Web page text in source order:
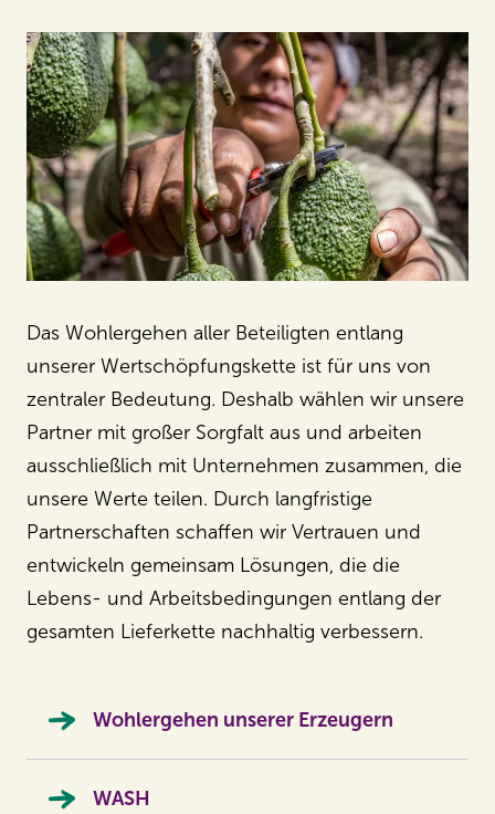
Das Wohlergehen aller Beteiligten entlang
unserer Wertschöpfungskette ist für uns von
zentraler Bedeutung. Deshalb wählen wir unsere
Partner mit großer Sorgfalt aus und arbeiten
ausschließlich mit Unternehmen zusammen, die
unsere Werte teilen. Durch langfristige
Partnerschaften schaffen wir Vertrauen und
entwickeln gemeinsam Lösungen, die die
Lebens- und Arbeitsbedingungen entlang der
gesamten Lieferkette nachhaltig verbessern.
Wohlergehen unserer Erzeugern
WASH